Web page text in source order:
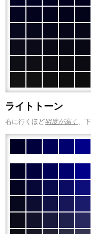
ライトトーン
右に行くほど明度が高く 、